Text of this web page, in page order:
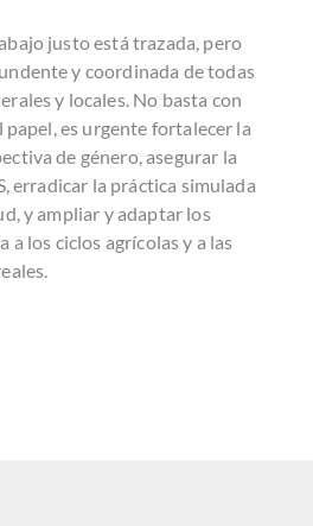
justo está trazada, pero
y coordinada de todas
y locales. No basta con
papel, es urgente fortalecer la
de género, asegurar la
erradicar la práctica simulada
y ampliar y adaptar los
a los ciclos agrícolas y a las